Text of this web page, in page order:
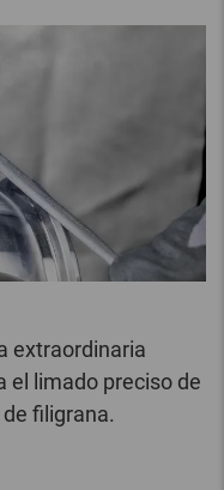
extraordinaria
el limado preciso de
filigrana.